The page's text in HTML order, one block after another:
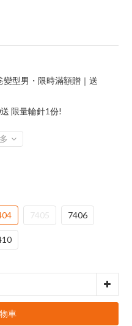
變型男・限時滿額贈｜送
限量輪針1份!
7405 7406
車